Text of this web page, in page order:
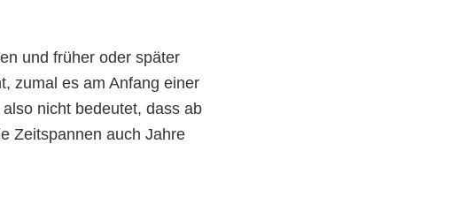
und früher oder später
zumal es am Anfang einer
nicht bedeutet, dass ab
Zeitspannen auch Jahre